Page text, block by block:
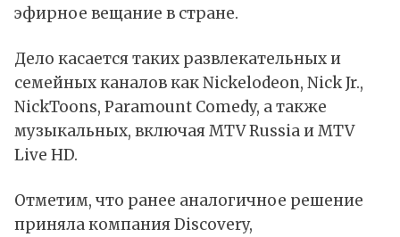
эфирное вещание в стране.
Дело касается таких развлекательных и
семейных каналов как Nickelodeon, Nick Jr.,
NickToons, Paramount Comedy, а также
музыкальных, включая MTV Russia и MTV
Live HD.
Отметим, что ранее аналогичное решение
приняла компания Discovery,